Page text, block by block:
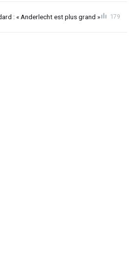
: « Anderlecht est plus grand » 179